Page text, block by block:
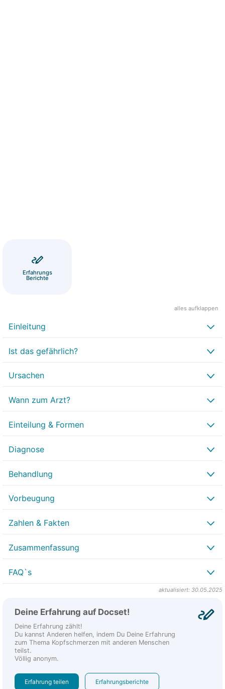
Erfahrungs
Berichte
alles aufklappen
Einleitung
Ist das gefährlich?
Ursachen
Wann zum Arzt?
Einteilung & Formen
Diagnose
Behandlung
Vorbeugung
Zahlen & Fakten
Zusammenfassung
FAQ`s
aktualisiert: 30.05.2025
Deine Erfahrung auf Docset!
Deine Erfahrung zählt!
Du kannst Anderen helfen, indem Du Deine Erfahrung
zum Thema Kopfschmerzen mit anderen Menschen
teilst.
Völlig anonym.
Erfahrung teilen Erfahrungsberichte